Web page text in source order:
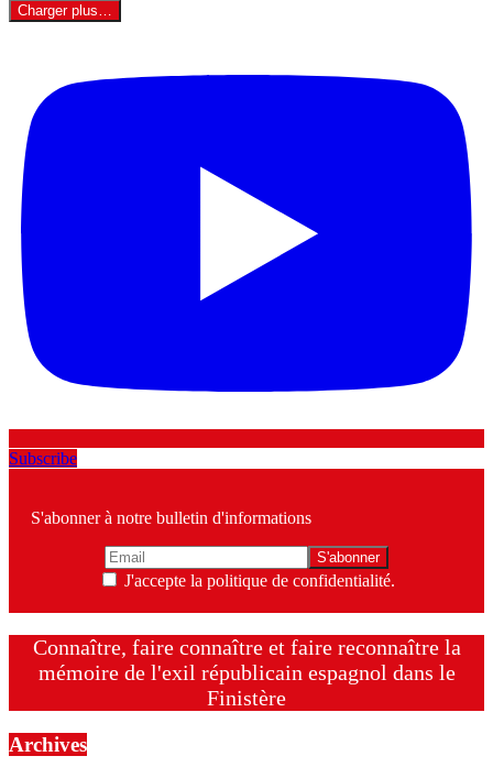
Charger plus…
Subscribe
S'abonner à notre bulletin d'informations
J'accepte la politique de confidentialité.
Connaître, faire connaître et faire reconnaître la
mémoire de l'exil républicain espagnol dans le
Finistère
Archives